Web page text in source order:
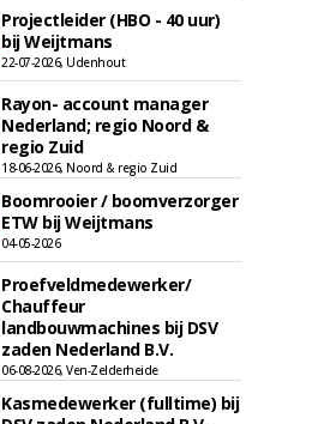
Projectleider (HBO - 40 uur)
bij Weijtmans
22-07-2026, Udenhout
Rayon- account manager
Nederland; regio Noord &
regio Zuid
18-06-2026, Noord & regio Zuid
Boomrooier / boomverzorger
ETW bij Weijtmans
04-05-2026
Proefveldmedewerker/
Chauffeur
landbouwmachines bij DSV
zaden Nederland B.V.
06-08-2026, Ven-Zelderheide
Kasmedewerker (fulltime) bij